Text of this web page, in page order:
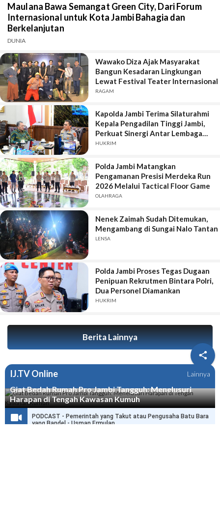

Maulana Bawa Semangat Green City, Dari Forum
Internasional untuk Kota Jambi Bahagia dan
Berkelanjutan
DUNIA
Wawako Diza Ajak Masyarakat
Bangun Kesadaran Lingkungan
Lewat Festival Teater Internasional
RAGAM
Kapolda Jambi Terima Silaturahmi
Kepala Pengadilan Tinggi Jambi,
Perkuat Sinergi Antar Lembaga
Penegak Hukum
HUKRIM
Polda Jambi Matangkan
Pengamanan Presisi Merdeka Run
2026 Melalui Tactical Floor Game
OLAHRAGA
Nenek Zaimah Sudah Ditemukan,
Mengambang di Sungai Nalo Tantan
LENSA
Polda Jambi Proses Tegas Dugaan
Penipuan Rekrutmen Bintara Polri,
Dua Personel Diamankan
HUKRIM
Berita Lainnya
IJ.TV Online Lainnya
Giat Bedah Rumah Pro Jambi Tangguh: Menelusuri
Harapan di Tengah Kawasan Kumuh
PODCAST - Pemerintah yang Takut atau Pengusaha Batu Bara
yang Bandel - Usman Ermulan